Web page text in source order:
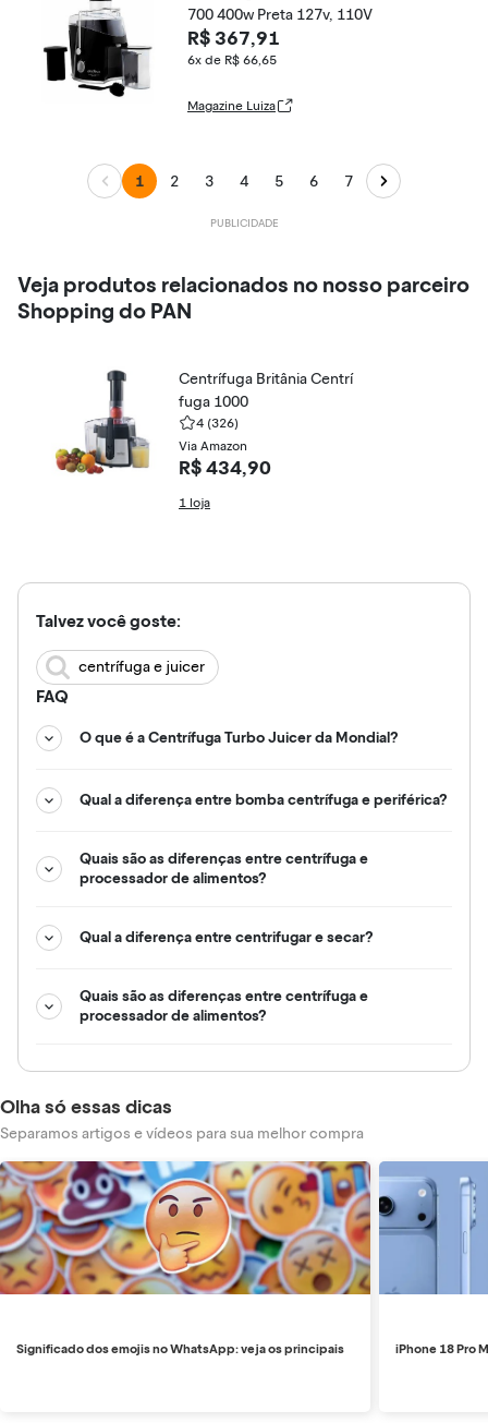
700 400w Preta 127v, 110V
R$ 367,91
6x de R$ 66,65
Magazine Luiza
1 2 3 4 5 6 7
Veja produtos relacionados no nosso parceiro
Shopping do PAN
Centrífuga Britânia Centrí
fuga 1000
4 (326)
Via Amazon
R$ 434,90
1 loja
Talvez você goste:
centrífuga e juicer
FAQ
O que é a Centrífuga Turbo Juicer da Mondial?
Qual a diferença entre bomba centrífuga e periférica?
Quais são as diferenças entre centrífuga e
processador de alimentos?
Qual a diferença entre centrifugar e secar?
Quais são as diferenças entre centrífuga e
processador de alimentos?
Olha só essas dicas
Separamos artigos e vídeos para sua melhor compra
Significado dos emojis no WhatsApp: veja os principais iPhone 18 Pro